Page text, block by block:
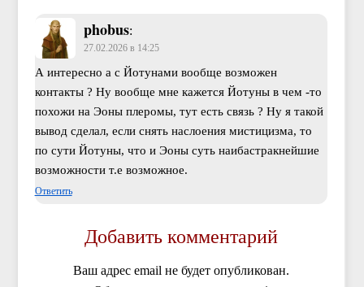
phobus:
27.02.2026 в 14:25
А интересно а с Йотунами вообще возможен
контакты ? Ну вообще мне кажется Йотуны в чем -то
похожи на Эоны плеромы, тут есть связь ? Ну я такой
вывод сделал, если снять наслоения мистицизма, то
по сути Йотуны, что и Эоны суть наибастракнейшие
возможности т.е возможное.
Ответить
Добавить комментарий
Ваш адрес email не будет опубликован.